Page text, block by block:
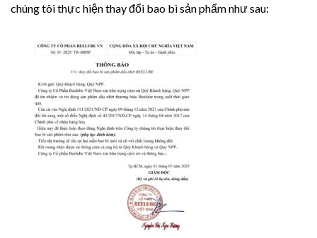
chúng tôi thực hiện thay đổi bao bì sản phẩm như sau: